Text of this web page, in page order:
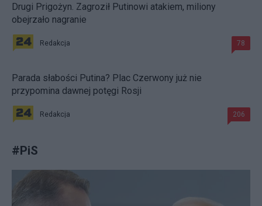
Drugi Prigożyn. Zagroził Putinowi atakiem, miliony
obejrzało nagranie
Redakcja 78
Parada słabości Putina? Plac Czerwony już nie
przypomina dawnej potęgi Rosji
Redakcja 206
#PiS